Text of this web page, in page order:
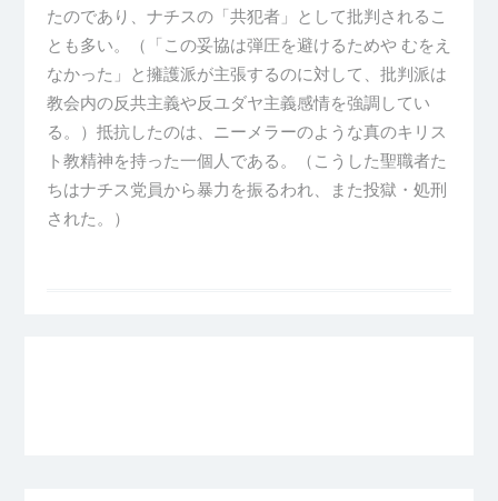
たのであり、ナチスの「共犯者」として批判されるこ
とも多い。（「この妥協は弾圧を避けるためや むをえ
なかった」と擁護派が主張するのに対して、批判派は
教会内の反共主義や反ユダヤ主義感情を強調してい
る。）抵抗したのは、ニーメラーのような真のキリス
ト教精神を持った一個人である。（こうした聖職者た
ちはナチス党員から暴力を振るわれ、また投獄・処刑
された。）